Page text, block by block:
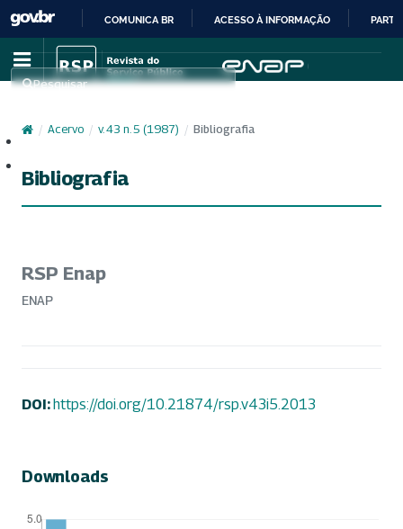
IR
PARA
CONTEÚDO
COMUNICA BR ACESSO À INFORMAÇÃO
Pesquisar
/ Acervo / v. 43 n. 5 (1987) / Bibliografia
Bibliografia
RSP Enap
ENAP
DOI:https://doi.org/10.21874/rsp.v43i5.2013
Downloads